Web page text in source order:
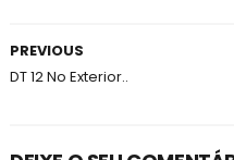
PREVIOUS
DT 12 No Exterior..